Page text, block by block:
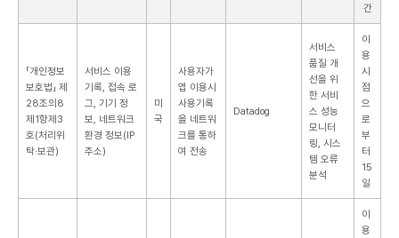
간
「개인정보
보호법」 제
28조의8
제1항제3
호(처리위
탁·보관)
서비스 이용
기록, 접속 로
그, 기기 정
보, 네트워크
환경 정보(IP
주소)
미
국
사용자가
앱 이용시
사용기록
을 네트워
크를 통하
여 전송
Datadog
서비스
품질 개
선을 위
한 서비
스 성능
모니터
링, 시스
템 오류
분석
이
용
시
점
으
로
부
터
15
일
이
용